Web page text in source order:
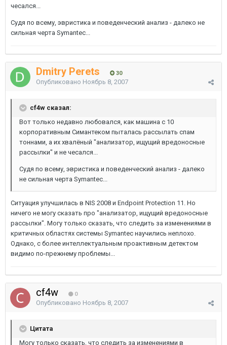
чесался...
Судя по всему, эвристика и поведенческий анализ - далеко не
сильная черта Symantec...
Dmitry Perets 30
Опубликовано Ноябрь 8, 2007
cf4w сказал:
Вот только недавно любовался, как машина с 10
корпоративным Симантеком пыталась рассылать спам
тоннами, а их хвалёный "анализатор, ищущий вредоносные
рассылки" и не чесался...
Судя по всему, эвристика и поведенческий анализ - далеко
не сильная черта Symantec...
Ситуация улучшилась в NIS 2008 и Endpoint Protection 11. Но
ничего не могу сказать про "анализатор, ищущий вредоносные
рассылки". Могу только сказать, что следить за изменениями в
критичных областях системы Symantec научились неплохо.
Однако, с более интеллектуальным проактивным детектом
видимо по-прежнему проблемы...
cf4w 0
Опубликовано Ноябрь 8, 2007
Цитата
Могу только сказать, что следить за изменениями в